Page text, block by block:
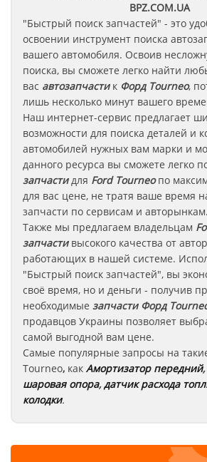
BPZ.COM.UA
"Быстрый поиск запчастей" - это
освоении инструмент поиска
вашего автомобиля. Освоив
поиска, вы сможете легко найти
вас автозапчастик Форд Tourneo,
лишь несколько минут вашего
Наш интернет-сервис предлагает
возможности для поиска деталей и
автомобилей нужных вам марки и
данного ресурса вы сможете легко
запчастидля Ford Tourneoпо
для вас цене, не тратя ваше время
запчасти по сервисам и авторынкам.
Также мы предлагаем владельцам
запчастивысокого качества от
работающих в нашей системе.
"Быстрый поиск запчастей", вы
своё время, но и деньги - получив
необходимые запчастиФорд
продавцов Украины позволяет
самой выгодной вам цене.
Самые популярные запросы на
Tourneo, как Амортизатор передний,
шаровая опора,датчик расхода
колодки.